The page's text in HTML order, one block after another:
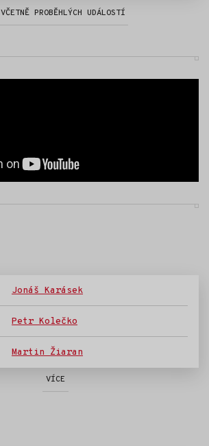
VČETNĚ PROBĚHLÝCH UDÁLOSTÍ
Jonáš Karásek
Petr Kolečko
Martin Žiaran
VÍCE